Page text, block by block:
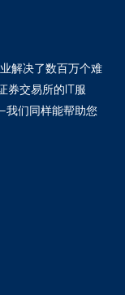
解决了数百万个难
券交易所的IT服
我们同样能帮助您